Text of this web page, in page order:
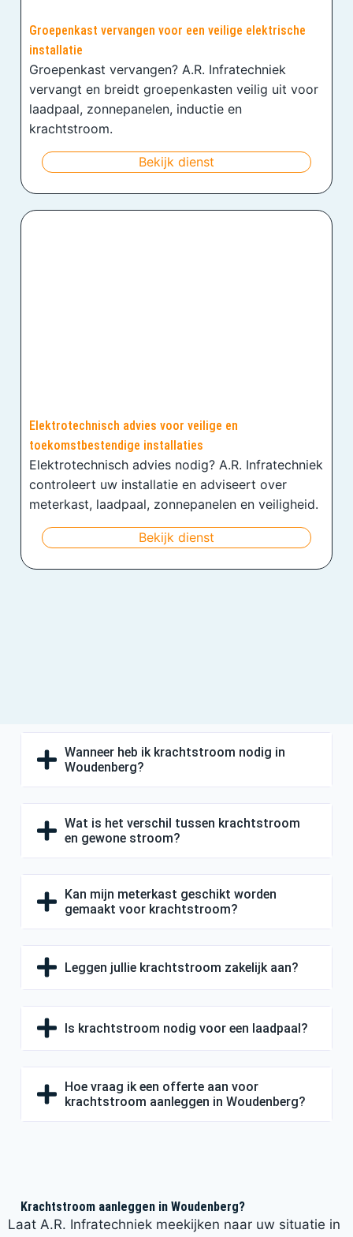
Groepenkast vervangen voor een veilige elektrische
installatie
Groepenkast vervangen? A.R. Infratechniek
vervangt en breidt groepenkasten veilig uit voor
laadpaal, zonnepanelen, inductie en
krachtstroom.
Bekijk dienst
Elektrotechnisch advies voor veilige en
toekomstbestendige installaties
Elektrotechnisch advies nodig? A.R. Infratechniek
controleert uw installatie en adviseert over
meterkast, laadpaal, zonnepanelen en veiligheid.
Bekijk dienst
Wanneer heb ik krachtstroom nodig in
Woudenberg?
Wat is het verschil tussen krachtstroom
en gewone stroom?
Kan mijn meterkast geschikt worden
gemaakt voor krachtstroom?
Leggen jullie krachtstroom zakelijk aan?
Is krachtstroom nodig voor een laadpaal?
Hoe vraag ik een offerte aan voor
krachtstroom aanleggen in Woudenberg?
Krachtstroom aanleggen in Woudenberg?
Laat A.R. Infratechniek meekijken naar uw situatie in